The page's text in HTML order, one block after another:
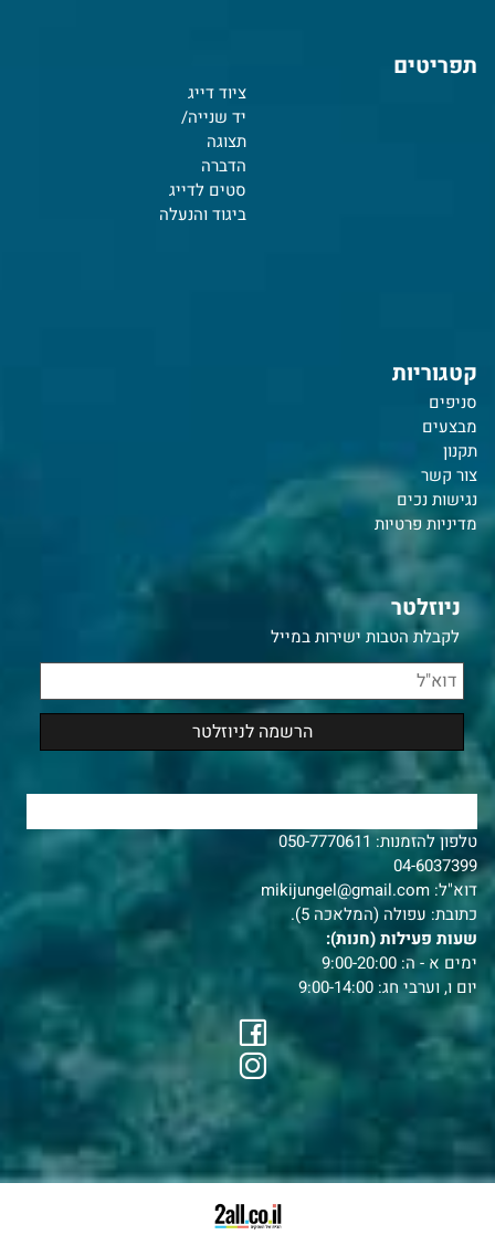
תפריטים
ציוד דייג
יד שנייה/
תצוגה
הדברה
סטים לדייג
ביגוד והנעלה
קטגוריות
סניפים
מבצעים
תקנון
צור קשר
נגישות נכים
מדיניות פרטיות
ניוזלטר
לקבלת הטבות ישירות במייל
טלפון להזמנות:050-7770611
04-6037399
דוא"ל: mikijungel@gmail.com
כתובת: עפולה (המלאכה 5).
שעות פעילות (חנות):
ימים א - ה: 9:00-20:00
יום ו, וערבי חג: 9:00-14:00